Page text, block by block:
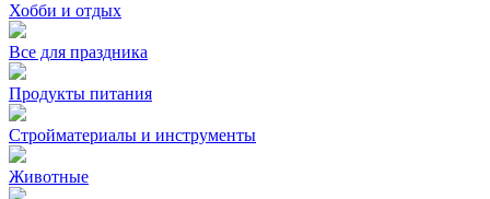
Хобби и отдых
Все для праздника
Продукты питания
Стройматериалы и инструменты
Животные